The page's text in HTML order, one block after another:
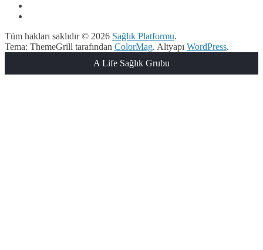
Tüm hakları saklıdır © 2026 Sağlık Platformu.
Tema: ThemeGrill tarafından ColorMag. Altyapı WordPress.
A Life Sağlık Grubu